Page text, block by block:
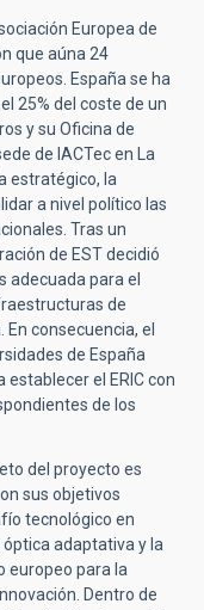
Europea de
que aúna 24
España se ha
25% del coste de un
y su Oficina de
de IACTec en La
estratégico, la
a nivel político las
Tras un
de EST decidió
adecuada para el
de
En consecuencia, el
de España
el ERIC con
de los
del proyecto es
sus objetivos
tecnológico en
adaptativa y la
europeo para la
Dentro de